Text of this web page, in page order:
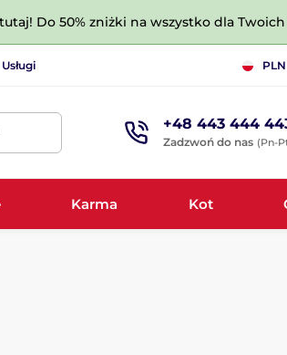
Do 50% zniżki na wszystko dla
Usługi PLN
+48 443 444
Zadzwoń do nas (Pn-
Karma Kot